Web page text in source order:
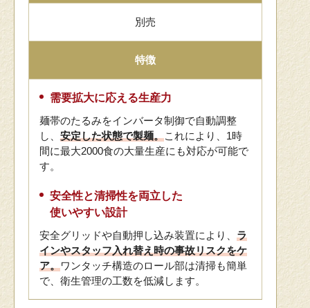
別売
特徴
需要拡大に応える生産力
麺帯のたるみをインバータ制御で自動調整
し、 安定した状態で製麺。これにより、1時
間に最大2000食の大量生産にも対応が可能で
す。
安全性と清掃性を両立した
使いやすい設計
安全グリッドや自動押し込み装置により、 ラ
インやスタッフ入れ替え時の事故リスクをケ
ア。ワンタッチ構造のロール部は清掃も簡単
で、衛生管理の工数を低減します。